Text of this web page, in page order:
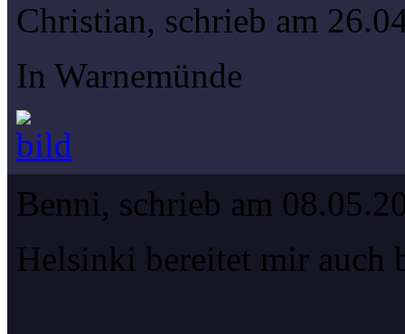
Christian, schrieb am
In Warnemünde
Benni, schrieb am
Helsinki bereitet mir auch